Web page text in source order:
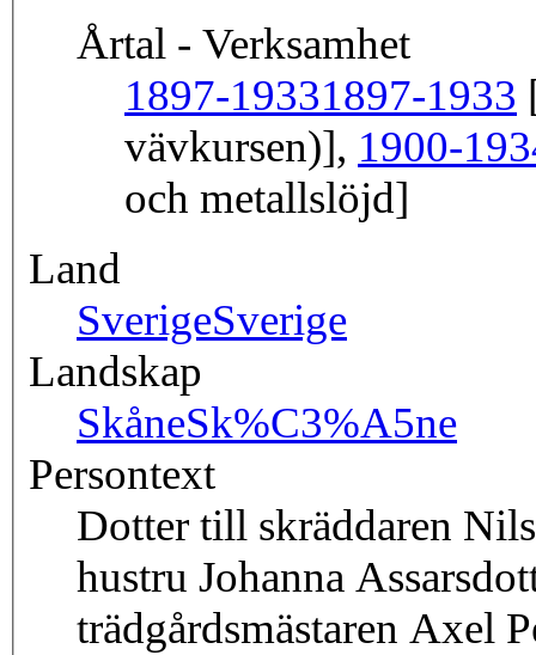
Årtal - Verksamhet
1897-19331897-1933
vävkursen)], 1900-
och metallslöjd]
Land
SverigeSverige
Landskap
SkåneSk%C3%A5ne
Persontext
Dotter till skräddaren
hustru Johanna
trädgårdsmästaren Axel